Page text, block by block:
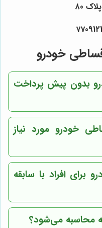
80
خودرو
بدون پیش پرداخت
خودرو مورد نیاز
برای افراد با سابقه
محاسبه می‌شود؟